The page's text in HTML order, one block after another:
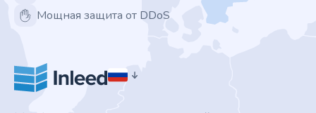
Мощная защита от DDoS